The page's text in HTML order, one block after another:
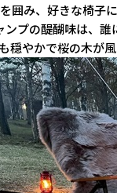
囲み、好きな椅子
ンプの醍醐味は、
穏やかで桜の木が